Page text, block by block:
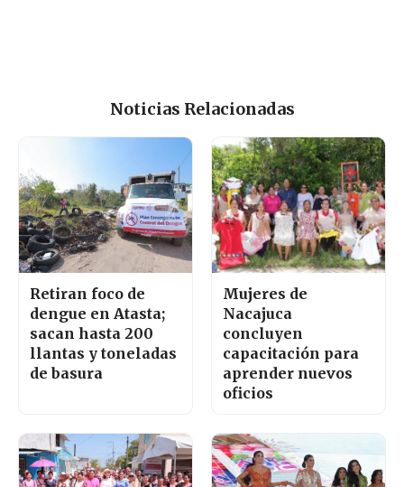
Noticias Relacionadas
Retiran foco de
dengue en Atasta;
sacan hasta 200
llantas y toneladas
de basura
Mujeres de
Nacajuca
concluyen
capacitación para
aprender nuevos
oficios